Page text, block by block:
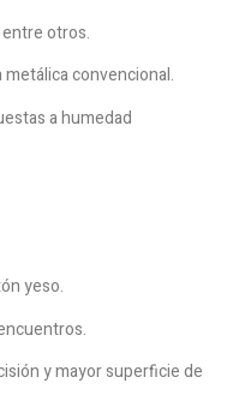
otros.
convencional.
a humedad
yeso.
y mayor superficie de